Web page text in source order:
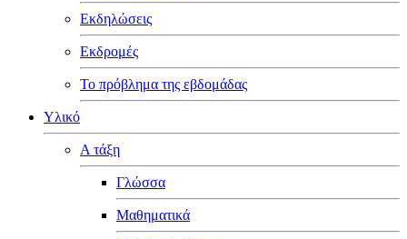
Εκδηλώσεις
Εκδρομές
Το πρόβλημα της εβδομάδας
Υλικό
Α τάξη
Γλώσσα
Μαθηματικά